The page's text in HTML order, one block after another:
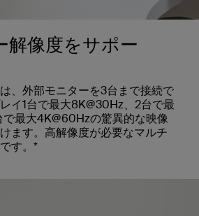
解像度をサポー
、外部モニターを3台まで接続で
イ1台で最大8K@30Hz、2台で最
最大4K@60Hzの驚異的な映像
ます。高解像度が必要なマルチ
す。*